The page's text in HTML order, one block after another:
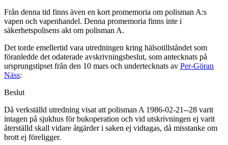
Från denna tid finns även en kort promemoria om polisman A:s
vapen och vapenhandel. Denna promemoria finns inte i
säkerhetspolisens akt om polisman A.
Det torde emellertid vara utredningen kring hälsotillståndet som
föranledde det odaterade avskrivningsbeslut, som antecknats på
ursprungstipset från den 10 mars och undertecknats av Per-Göran
Näss:
Beslut
Då verkställd utredning visat att polisman A 1986-02-21--28 varit
intagen på sjukhus för bukoperation och vid utskrivningen ej varit
återställd skall vidare åtgärder i saken ej vidtagas, då misstanke om
brott ej föreligger.